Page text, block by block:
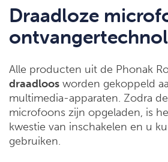
Draadloze
Alle producten uit de Phonak
draadloos worden gekoppeld
multimedia-apparaten. Zodra
microfoons zijn opgeladen, is
kwestie van inschakelen en u
gebruiken.